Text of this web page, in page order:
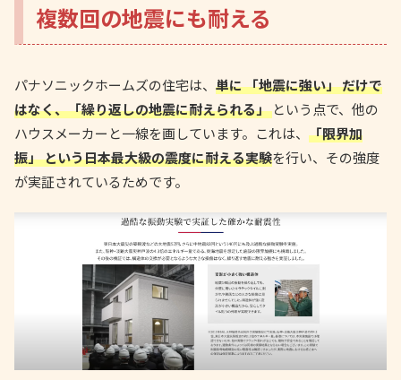
複数回の地震にも耐える
パナソニックホームズの住宅は、 単に 「地震に強い」 だけで
はなく、「繰り返しの地震に耐えられる」 という点で、他の
ハウスメーカーと一線を画しています。これは、 「限界加
振」 という日本最大級の震度に耐える実験を行い、その強度
が実証されているためです。